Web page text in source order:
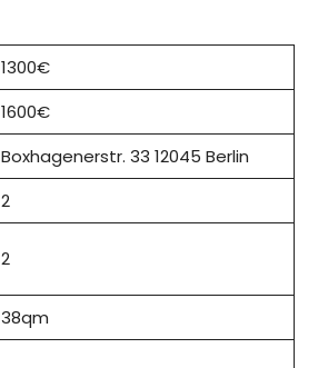
1300€
1600€
Boxhagenerstr. 33 12045 Berlin
2
2
38qm